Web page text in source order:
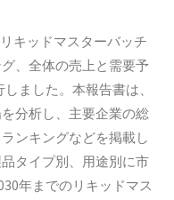
キッドマスターバッチ
、全体の売上と需要予
ました。本報告書は、
分析し、主要企業の総
ンキングなどを掲載し
タイプ別、用途別に市
年までのリキッドマス